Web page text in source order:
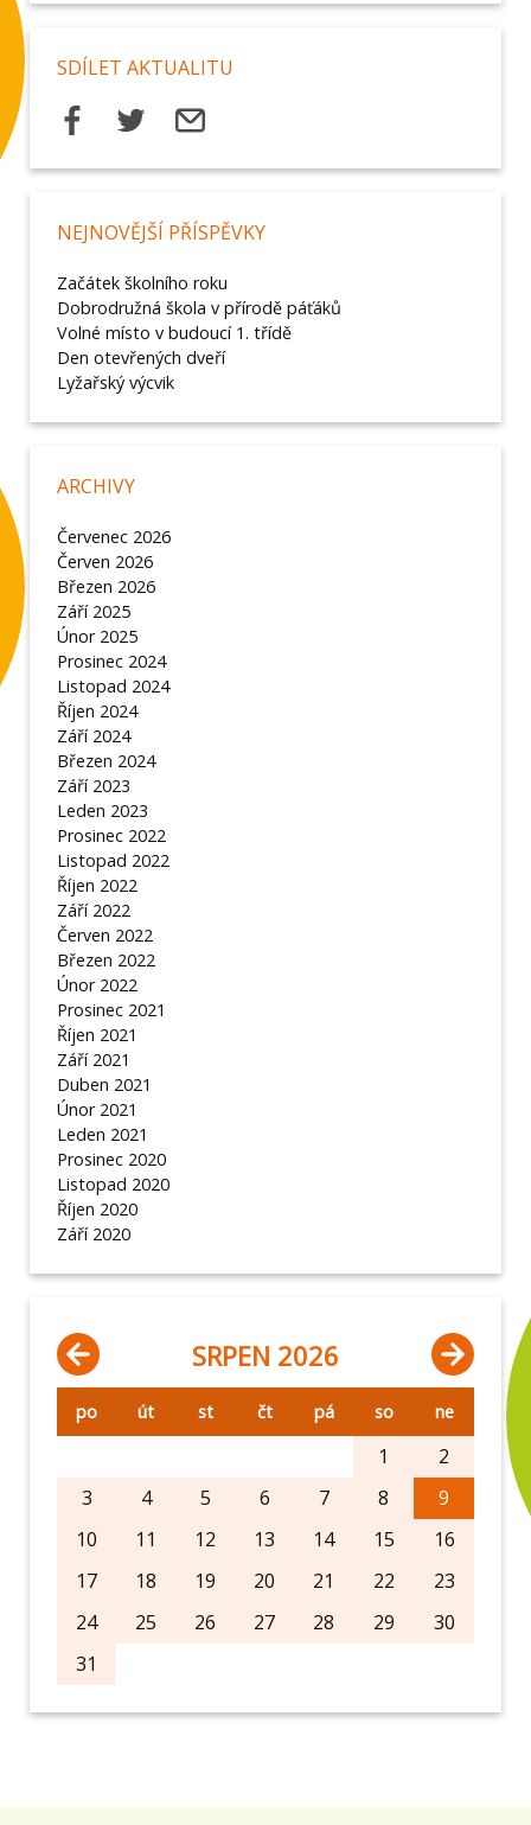
SDÍLET AKTUALITU
NEJNOVĚJŠÍ PŘÍSPĚVKY
Začátek školního roku
Dobrodružná škola v přírodě páťáků
Volné místo v budoucí 1. třídě
Den otevřených dveří
Lyžařský výcvik
ARCHIVY
Červenec 2026
Červen 2026
Březen 2026
Září 2025
Únor 2025
Prosinec 2024
Listopad 2024
Říjen 2024
Září 2024
Březen 2024
Září 2023
Leden 2023
Prosinec 2022
Listopad 2022
Říjen 2022
Září 2022
Červen 2022
Březen 2022
Únor 2022
Prosinec 2021
Říjen 2021
Září 2021
Duben 2021
Únor 2021
Leden 2021
Prosinec 2020
Listopad 2020
Říjen 2020
Září 2020
SRPEN 2026
po út st čt pá so ne
1
2
3
4 5 6 7 8
9
10
11 12 13 14 15
16
17
18 19 20 21 22
23
24
25 26 27 28 29
30
31